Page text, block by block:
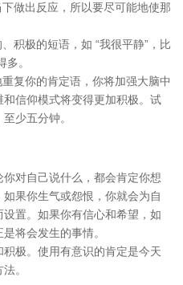
做出反应，所以要尽可能地使那
积极的短语，如 “我很平静”，比
。
复你的肯定语，你将加强大脑中
信仰模式将变得更加积极。试
少五分钟。
对自己说什么，都会肯定你想
果你生气或怨恨，你就会为自
置。如果你有信心和希望，如
将会发生的事情。
极。使用有意识的肯定是今天
。